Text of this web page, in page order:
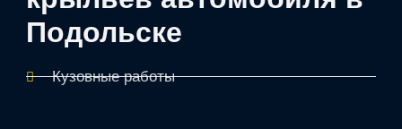
Подольске
Кузовные работы